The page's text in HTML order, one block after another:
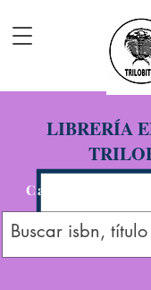
LIBRERÍA
Calle San